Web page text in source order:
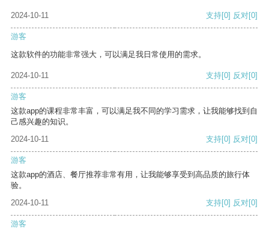
2024-10-11 支持[0] 反对[0]
游客
这款软件的功能非常强大，可以满足我日常使用的需求。
2024-10-11 支持[0] 反对[0]
游客
这款app的课程非常丰富，可以满足我不同的学习需求，让我能够找到自
己感兴趣的知识。
2024-10-11
支持[0] 反对[0]
游客
这款app的酒店、餐厅推荐非常有用，让我能够享受到高品质的旅行体
验。
2024-10-11
支持[0] 反对[0]
游客